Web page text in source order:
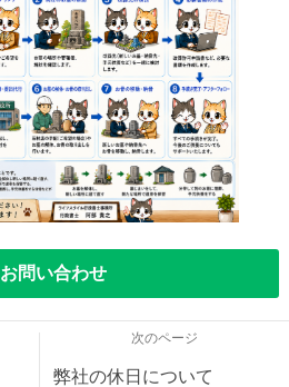
お問い合わせ
次のページ
弊社の休日について